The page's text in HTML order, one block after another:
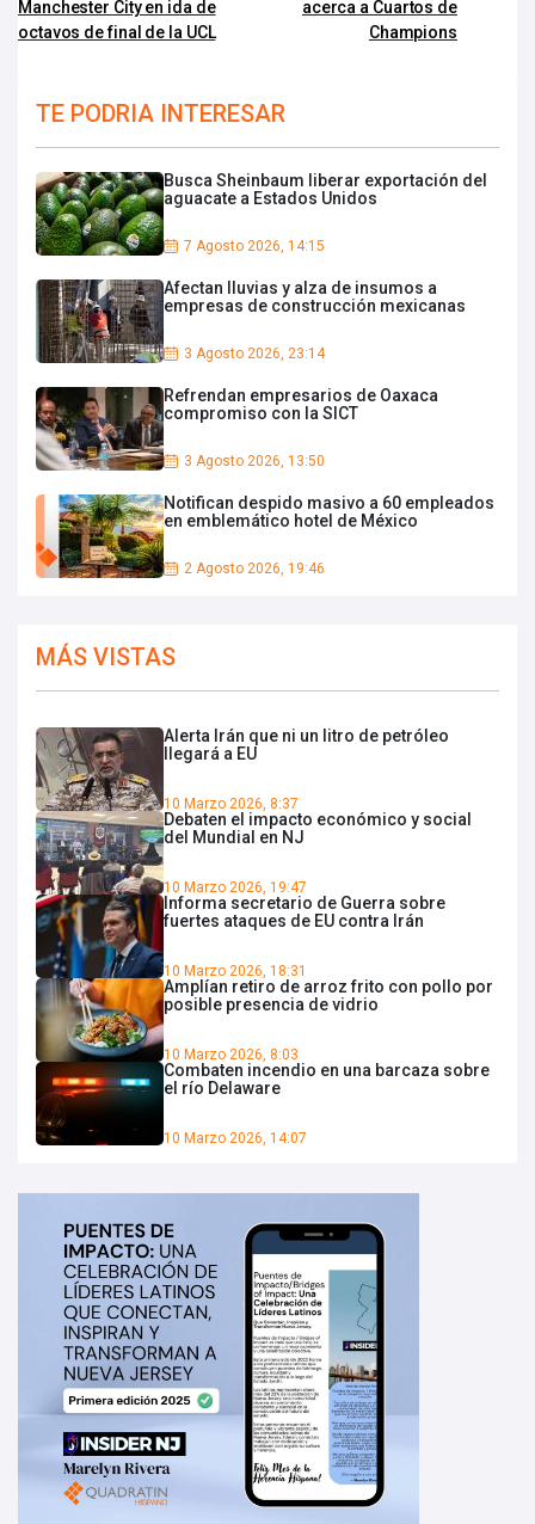
Manchester City en ida de
octavos de final de la UCL
acerca a Cuartos de
Champions
TE PODRIA INTERESAR
Busca Sheinbaum liberar exportación del
aguacate a Estados Unidos
7 Agosto 2026, 14:15
Afectan lluvias y alza de insumos a
empresas de construcción mexicanas
3 Agosto 2026, 23:14
Refrendan empresarios de Oaxaca
compromiso con la SICT
3 Agosto 2026, 13:50
Notifican despido masivo a 60 empleados
en emblemático hotel de México
2 Agosto 2026, 19:46
MÁS VISTAS
Alerta Irán que ni un litro de petróleo
llegará a EU
10 Marzo 2026, 8:37
Debaten el impacto económico y social
del Mundial en NJ
10 Marzo 2026, 19:47
Informa secretario de Guerra sobre
fuertes ataques de EU contra Irán
10 Marzo 2026, 18:31
Amplían retiro de arroz frito con pollo por
posible presencia de vidrio
10 Marzo 2026, 8:03
Combaten incendio en una barcaza sobre
el río Delaware
10 Marzo 2026, 14:07